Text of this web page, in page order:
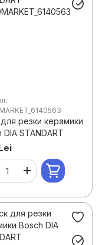
резки керамики
DIA STANDART